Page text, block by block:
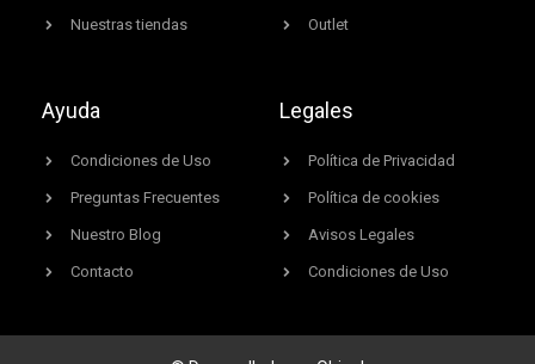
Nuestras tiendas Outlet
Ayuda
Condiciones de Uso
Preguntas Frecuentes
Nuestro Blog
Contacto
Legales
Política de Privacidad
Política de cookies
Avisos Legales
Condiciones de Uso